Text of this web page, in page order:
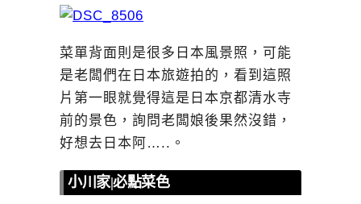
菜單背面則是很多日本風景照，可能
是老闆們在日本旅遊拍的，看到這照
片第一眼就覺得這是日本京都清水寺
前的景色，詢問老闆娘後果然沒錯，
好想去日本阿…..。
小川家|必點菜色